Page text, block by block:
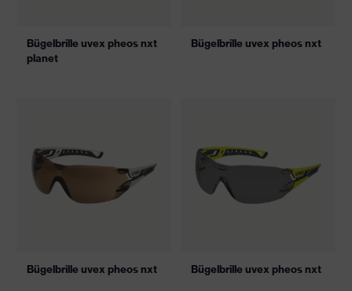
Bügelbrille uvex pheos nxt
planet
Bügelbrille uvex pheos nxt
Bügelbrille uvex pheos nxt Bügelbrille uvex pheos nxt